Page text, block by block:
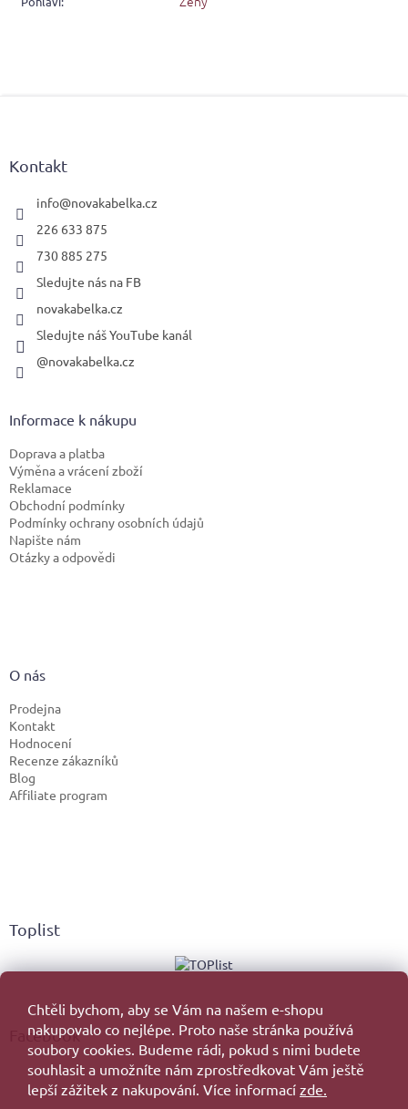
Chtěli bychom, aby se Vám na našem e-shopu
nakupovalo co nejlépe. Proto naše stránka používá
soubory cookies. Budeme rádi, pokud s nimi budete
souhlasit a umožníte nám zprostředkovat Vám ještě
lepší zážitek z nakupování. Více informací zde.
Kontakt
info@novakabelka.cz
226 633 875
730 885 275
Sledujte nás na FB
novakabelka.cz
Sledujte náš YouTube kanál
@novakabelka.cz
Informace k nákupu
Doprava a platba
Výměna a vrácení zboží
Reklamace
Obchodní podmínky
Podmínky ochrany osobních údajů
Napište nám
Otázky a odpovědi
O nás
Prodejna
Kontakt
Hodnocení
Recenze zákazníků
Blog
Affiliate program
Toplist
Facebook